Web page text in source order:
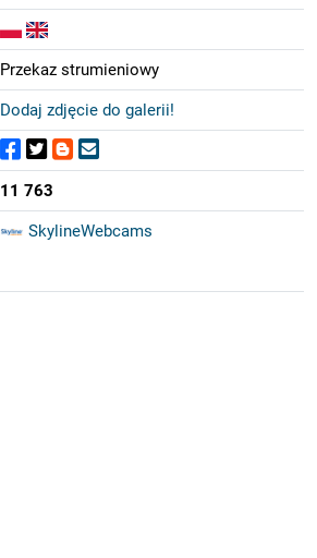
Przekaz strumieniowy
Dodaj zdjęcie do galerii!
11 763
SkylineWebcams